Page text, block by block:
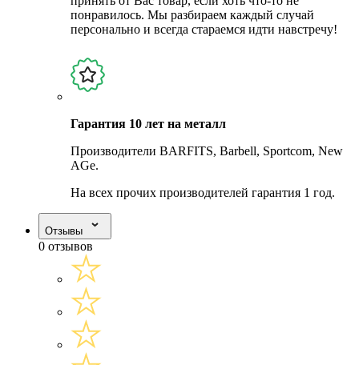
понравилось. Мы разбираем каждый случай
персонально и всегда стараемся идти навстречу!
Гарантия 10 лет на металл
Производители BARFITS, Barbell, Sportcom, New
AGe.
На всех прочих производителей гарантия 1 год.
Отзывы
0 отзывов